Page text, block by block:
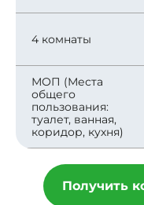
4 комнаты
МОП (Места
общего
пользования:
туалет, ванная,
коридор, кухня)
Получить